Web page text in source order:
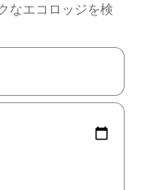
なエコロッジを検
ーを使って移動するか